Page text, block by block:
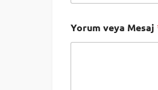
t
S
o
Yorum veya Mesaj